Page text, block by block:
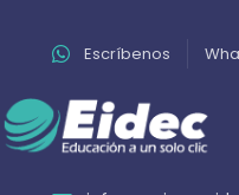
Escríbenos